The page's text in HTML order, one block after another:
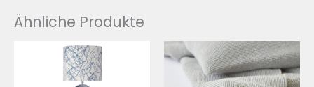
Ähnliche Produkte